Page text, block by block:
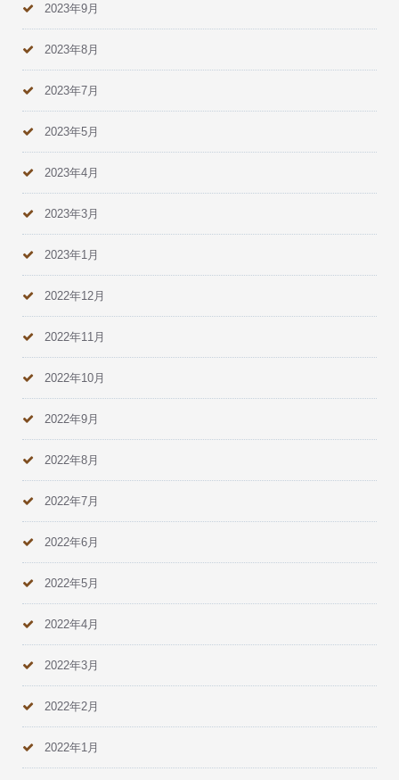
2023年9月
2023年8月
2023年7月
2023年5月
2023年4月
2023年3月
2023年1月
2022年12月
2022年11月
2022年10月
2022年9月
2022年8月
2022年7月
2022年6月
2022年5月
2022年4月
2022年3月
2022年2月
2022年1月